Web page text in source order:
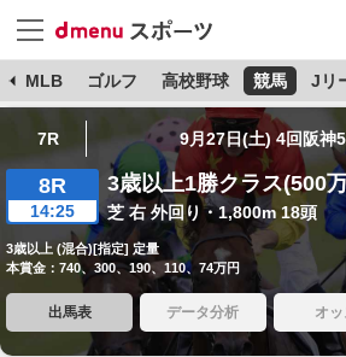
MLB ゴルフ 高校野球 競馬 Jリ
7R 9月27日(土) 4回阪神
8R
14:25
3歳以上1勝クラス(500
芝 右 外回り・1,800m 18頭
3歳以上 (混合)[指定] 定量
本賞金：740、300、190、110、74万円
出馬表 データ分析 オ